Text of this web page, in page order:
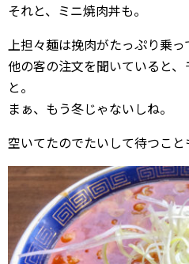
それと、ミニ焼肉丼も。
上担々麺は挽肉がたっぷり乗っ
他の客の注文を聞いていると
と。
まぁ、もう冬じゃないしね。
空いてたのでたいして待つこと